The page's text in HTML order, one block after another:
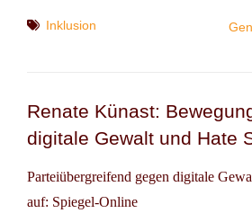
Tags
Inklusion
Renate Künast:
digitale Gewalt und Hate
Parteiübergreifend gegen digitale
auf: Spiegel-Online